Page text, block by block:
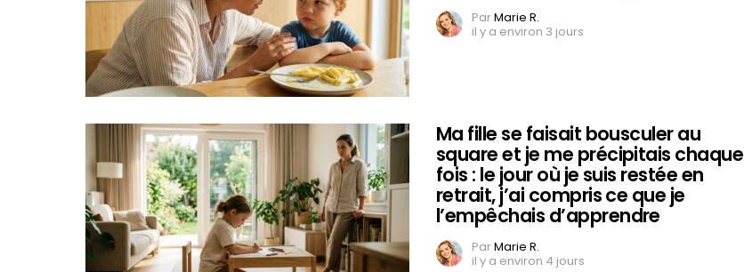
ParMarie R.
il y a environ 3 jours
Ma fille se faisait bousculer au
square et je me précipitais chaque
fois : le jour où je suis restée en
retrait, j’ai compris ce que je
l’empêchais d’apprendre
ParMarie R.
il y a environ 4 jours